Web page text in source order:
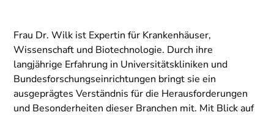
Frau Dr. Wilk ist Expertin für Krankenhäuser,
Wissenschaft und Biotechnologie. Durch ihre
langjährige Erfahrung in Universitätskliniken und
Bundesforschungseinrichtungen bringt sie ein
ausgeprägtes Verständnis für die Herausforderungen
und Besonderheiten dieser Branchen mit. Mit Blick auf